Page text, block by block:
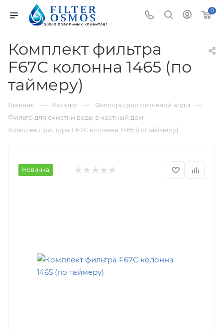
0
Комплект фильтра
F67С колонна 1465 (по
таймеру)
Главная — Каталог — Фильтры для питьевой воды —
Фильтр для очистки воды в частный дом —
Комплект фильтра F67С колонна 1465 (по таймеру)
Новинка